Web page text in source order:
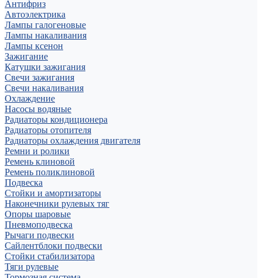
Антифриз
Автоэлектрика
Лампы галогеновые
Лампы накаливания
Лампы ксенон
Зажигание
Катушки зажигания
Свечи зажигания
Свечи накаливания
Охлаждение
Насосы водяные
Радиаторы кондиционера
Радиаторы отопителя
Радиаторы охлаждения двигателя
Ремни и ролики
Ремень клиновой
Ремень поликлиновой
Подвеска
Стойки и амортизаторы
Наконечники рулевых тяг
Опоры шаровые
Пневмоподвеска
Рычаги подвески
Сайлентблоки подвески
Стойки стабилизатора
Тяги рулевые